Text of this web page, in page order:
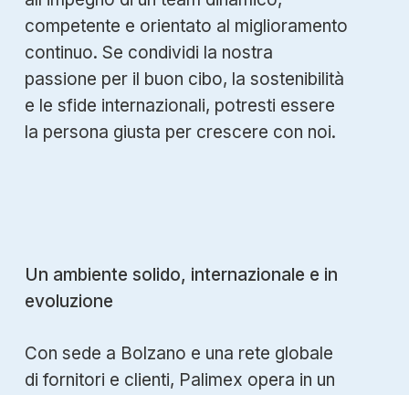
competente e orientato al miglioramento
continuo. Se condividi la nostra
passione per il buon cibo, la sostenibilità
e le sfide internazionali, potresti essere
la persona giusta per crescere con noi.
Un ambiente solido, internazionale e in
evoluzione
Con sede a Bolzano e una rete globale
di fornitori e clienti, Palimex opera in un